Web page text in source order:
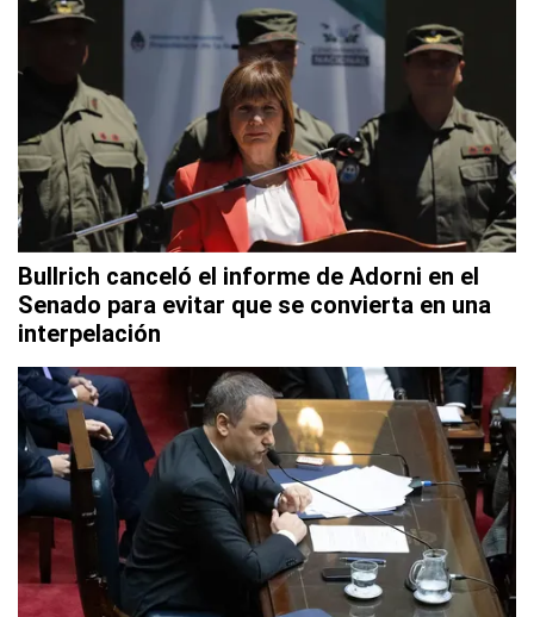
Bullrich canceló el informe de Adorni en el
Senado para evitar que se convierta en una
interpelación